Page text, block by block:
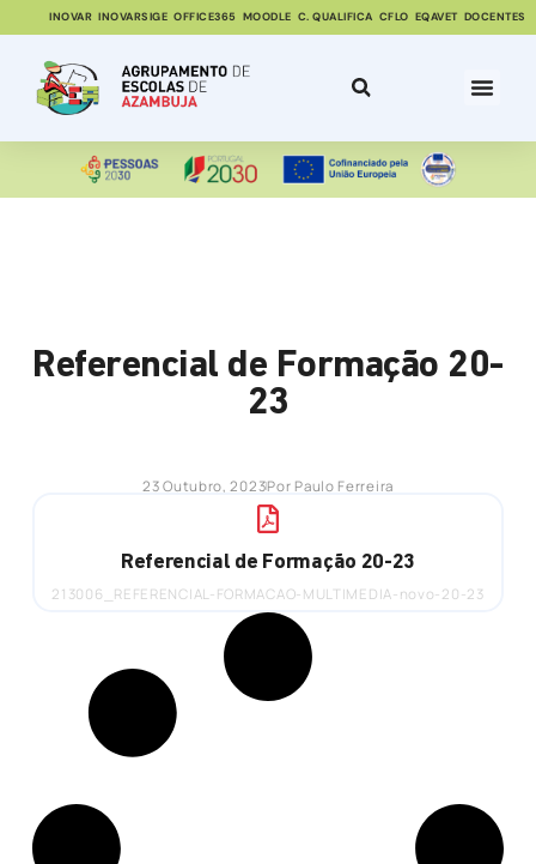
INOVAR INOVARSIGE OFFICE365 MOODLE C. QUALIFICA CFLO EQAVET DOCENTES
Referencial de Formação 20-
23
23 Outubro, 2023Por Paulo Ferreira
Referencial de Formação 20-23
213006_REFERENCIAL-FORMACAO-MULTIMEDIA-novo-20-23